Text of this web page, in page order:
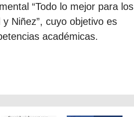
“Todo lo mejor para los
Niñez”, cuyo objetivo es
académicas.